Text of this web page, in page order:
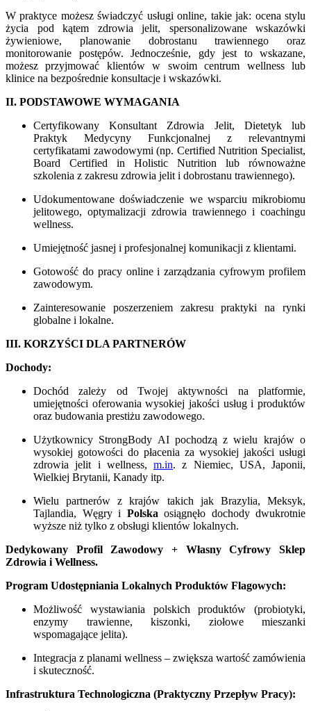
W praktyce możesz świadczyć usługi online, takie jak: ocena stylu
życia pod kątem zdrowia jelit, spersonalizowane wskazówki
żywieniowe, planowanie dobrostanu trawiennego oraz
monitorowanie postępów. Jednocześnie, gdy jest to wskazane,
możesz przyjmować klientów w swoim centrum wellness lub
klinice na bezpośrednie konsultacje i wskazówki.
II. PODSTAWOWE WYMAGANIA
Certyfikowany Konsultant Zdrowia Jelit, Dietetyk lub
Praktyk Medycyny Funkcjonalnej z relevantnymi
certyfikatami zawodowymi (np. Certified Nutrition Specialist,
Board Certified in Holistic Nutrition lub równoważne
szkolenia z zakresu zdrowia jelit i dobrostanu trawiennego).
Udokumentowane doświadczenie we wsparciu mikrobiomu
jelitowego, optymalizacji zdrowia trawiennego i coachingu
wellness.
Umiejętność jasnej i profesjonalnej komunikacji z klientami.
Gotowość do pracy online i zarządzania cyfrowym profilem
zawodowym.
Zainteresowanie poszerzeniem zakresu praktyki na rynki
globalne i lokalne.
III. KORZYŚCI DLA PARTNERÓW
Dochody:
Dochód zależy od Twojej aktywności na platformie,
umiejętności oferowania wysokiej jakości usług i produktów
oraz budowania prestiżu zawodowego.
Użytkownicy StrongBody AI pochodzą z wielu krajów o
wysokiej gotowości do płacenia za wysokiej jakości usługi
zdrowia jelit i wellness, m.in. z Niemiec, USA, Japonii,
Wielkiej Brytanii, Kanady itp.
Wielu partnerów z krajów takich jak Brazylia, Meksyk,
Tajlandia, Węgry i Polska osiągnęło dochody dwukrotnie
wyższe niż tylko z obsługi klientów lokalnych.
Dedykowany Profil Zawodowy + Własny Cyfrowy Sklep
Zdrowia i Wellness.
Program Udostępniania Lokalnych Produktów Flagowych:
Możliwość wystawiania polskich produktów (probiotyki,
enzymy trawienne, kiszonki, ziołowe mieszanki
wspomagające jelita).
Integracja z planami wellness – zwiększa wartość zamówienia
i skuteczność.
Infrastruktura Technologiczna (Praktyczny Przepływ Pracy):